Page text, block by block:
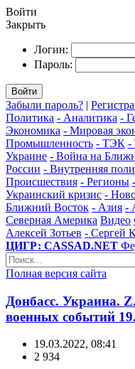
Войти
Закрыть
Логин:
Пароль:
Войти
Забыли пароль? |
Политика - Аналитика -
Экономика - Мировая
Промышленность - ТЭК -
Украине - Война на
России - Внутренняя
Происшествия - Регионы
Украинский кризис -
Ближний Восток - Азия -
Северная Америка Видео
Алексей Зотьев - Сергей
ЦИГР: CASSAD.NET
Полная версия сайта
Донбасс. Украина.
военных событий
19.03.2022, 08:41
2 934